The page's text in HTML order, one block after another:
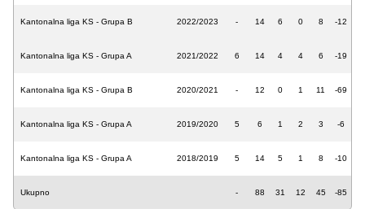
Kantonalna liga KS - Grupa B 2022/2023 - 14 6 0 8 -12
Kantonalna liga KS - Grupa A 2021/2022 6 14 4 4 6 -19
Kantonalna liga KS - Grupa B 2020/2021 - 12 0 1 11 -69
Kantonalna liga KS - Grupa A 2019/2020 5 6 1 2 3 -6
Kantonalna liga KS - Grupa A 2018/2019 5 14 5 1 8 -10
Ukupno - 88 31 12 45 -85